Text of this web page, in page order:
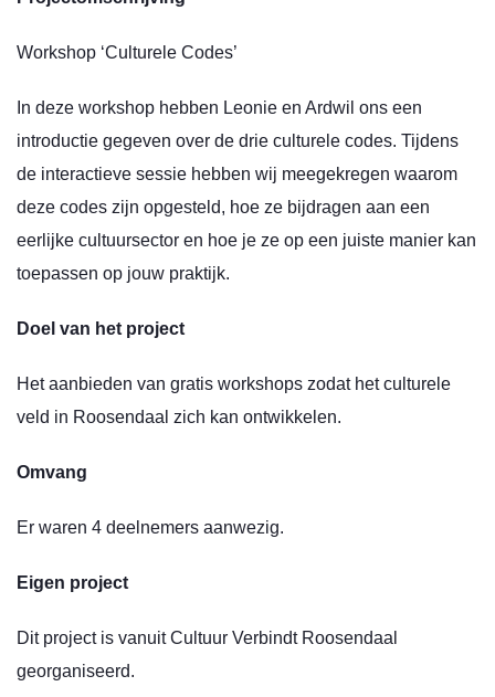
Workshop ‘Culturele Codes’
In deze workshop hebben Leonie en Ardwil ons een
introductie gegeven over de drie culturele codes. Tijdens
de interactieve sessie hebben wij meegekregen waarom
deze codes zijn opgesteld, hoe ze bijdragen aan een
eerlijke cultuursector en hoe je ze op een juiste manier kan
toepassen op jouw praktijk.
Doel van het project
Het aanbieden van gratis workshops zodat het culturele
veld in Roosendaal zich kan ontwikkelen.
Omvang
Er waren 4 deelnemers aanwezig.
Eigen project
Dit project is vanuit Cultuur Verbindt Roosendaal
georganiseerd.